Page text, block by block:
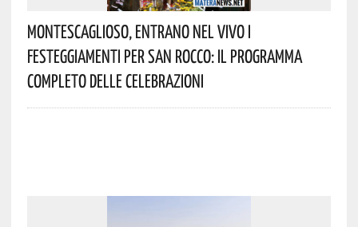
Montescaglioso, Entrano Nel Vivo I
Festeggiamenti Per San Rocco: Il Programma
Completo Delle Celebrazioni